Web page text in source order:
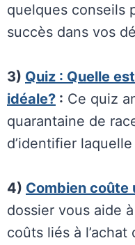
quelques conseils
succès dans vos
3) Quiz : Quelle
idéale? : Ce quiz
quarantaine de
d’identifier
4) Combien coûte
dossier vous aide
coûts liés à l’achat